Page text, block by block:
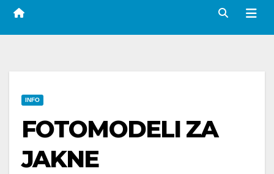
INFO
FOTOMODELI ZA
JAKNE